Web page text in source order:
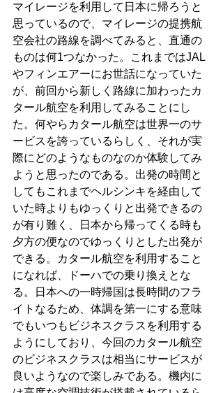
マイレージを利用して日本に帰ろうと
思っているので、マイレージの提携航
空会社の路線を調べてみると、直通の
ものは何1つなかった。これまではJAL
やフィンエアーにお世話になっていた
が、前回から新しく路線に加わったカ
タール航空を利用してみることにし
た。何やらカタール航空は世界一のサ
ービスを誇っているらしく、それが実
際にどのようなものなのか体験してみ
ようと思ったのである。出発の時間と
してもこれまでヘルシンキを経由して
いた時よりもゆっくりと出発できるの
が有り難く、日本から帰ってくる時も
夕方の便なのでゆっくりとした出発が
できる。カタール航空を利用すること
になれば、ドーハでの乗り換えとな
る。日本への一時帰国は長時間のフラ
イトなるため、体調を第一にする意味
でもいつもビジネスクラスを利用する
ようにしており、今回のカタール航空
のビジネスクラスは相当にサービスが
良いようなので楽しみである。機内に